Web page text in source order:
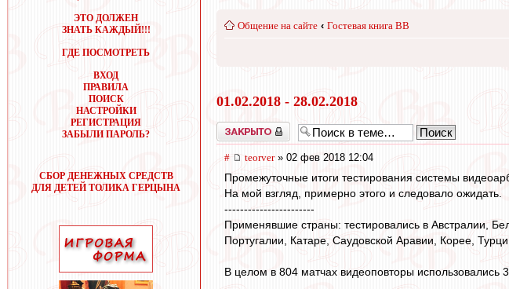
ЭТО ДОЛЖЕН
ЗНАТЬ КАЖДЫЙ!!!
ГДЕ ПОСМОТРЕТЬ
ВХОД
ПРАВИЛА
ПОИСК
НАСТРОЙКИ
РЕГИСТРАЦИЯ
ЗАБЫЛИ ПАРОЛЬ?
СБОР ДЕНЕЖНЫХ СРЕДСТВ
ДЛЯ ДЕТЕЙ ТОЛИКА ГЕРЦЫНА
Общение на сайте ‹ Гостевая книга ВВ
01.02.2018 - 28.02.2018
Закрыто
# teorver» 02 фев 2018 12:04
Промежуточные итоги тестирования системы
На мой взгляд, примерно этого и следовало ожидать.
-----------------------
Применявшие страны: тестировались в Австралии,
Португалии, Катаре, Саудовской Аравии, Корее,
В целом в 804 матчах видеоповторы использовались